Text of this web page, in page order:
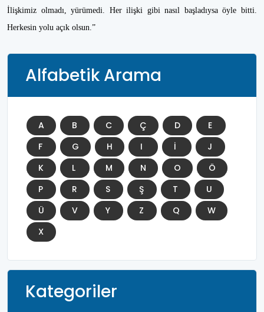
İlişkimiz olmadı, yürümedi. Her ilişki gibi nasıl başladıysa öyle bitti.
Herkesin yolu açık olsun.”
Alfabetik Arama
A B C Ç D
E
F
G H I İ
J
K
L M N O
Ö
P
R S Ş T
U
Ü
V Y Z Q
W
X
Kategoriler